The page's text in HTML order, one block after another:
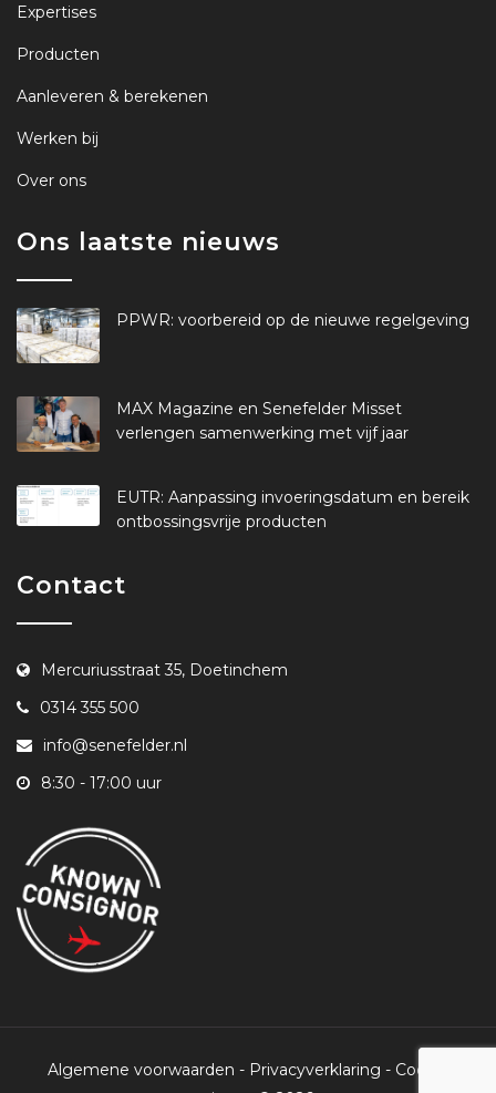
Expertises
Producten
Aanleveren & berekenen
Werken bij
Over ons
Ons laatste nieuws
PPWR: voorbereid op de nieuwe regelgeving
MAX Magazine en Senefelder Misset
verlengen samenwerking met vijf jaar
EUTR: Aanpassing invoeringsdatum en bereik
ontbossingsvrije producten
Contact
Mercuriusstraat 35, Doetinchem
0314 355 500
info@senefelder.nl
8:30 - 17:00 uur
Algemene voorwaarden - Privacyverklaring - Cookie